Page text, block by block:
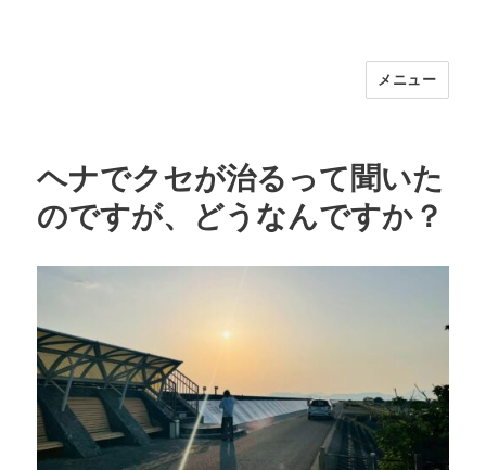
福岡｜天神/今泉/薬院の美容室｜moi
30代からの大人の本気ケアサロン｜オ
フィシャルサイト｜福岡天神エリアで
早朝7時から深夜24時まで営業｜天然
メニュー
ヘナでクセが治るって聞いた
のですが、どうなんですか？